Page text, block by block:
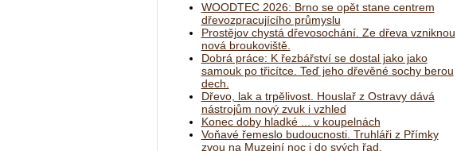
WOODTEC 2026: Brno se opět stane centrem
dřevozpracujícího průmyslu
Prostějov chystá dřevosochání. Ze dřeva vzniknou
nová broukoviště.
Dobrá práce: K řezbářství se dostal jako jako
samouk po třicítce. Teď jeho dřevěné sochy berou
dech.
Dřevo, lak a trpělivost. Houslař z Ostravy dává
nástrojům nový zvuk i vzhled
Konec doby hladké ... v koupelnách
Voňavé řemeslo budoucnosti. Truhláři z Přímky
zvou na Muzejní noc i do svých řad.